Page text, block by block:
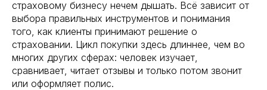
страховому бизнесу нечем дышать. Всё зависит от
выбора правильных инструментов и понимания
того, как клиенты принимают решение о
страховании. Цикл покупки здесь длиннее, чем во
многих других сферах: человек изучает,
сравнивает, читает отзывы и только потом звонит
или оформляет полис.